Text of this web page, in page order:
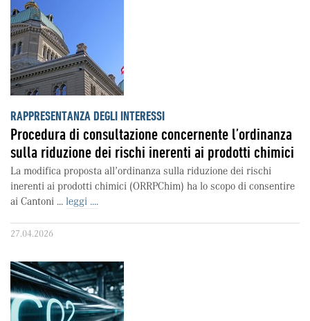
RAPPRESENTANZA DEGLI INTERESSI
Procedura di consultazione concernente l’ordinanza
sulla riduzione dei rischi inerenti ai prodotti chimici
La modifica proposta all’ordinanza sulla riduzione dei rischi
inerenti ai prodotti chimici (ORRPChim) ha lo scopo di consentire
ai Cantoni ... leggi ....
27.04.2026